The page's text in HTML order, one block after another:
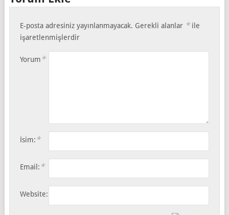
E-posta adresiniz yayınlanmayacak. Gerekli alanlar *ile
işaretlenmişlerdir
Yorum *
İsim: *
Email: *
Website: